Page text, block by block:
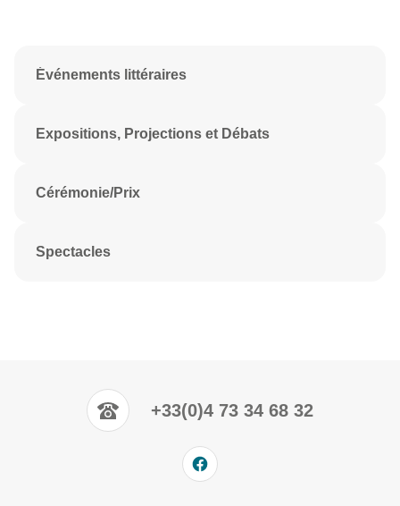
Événements littéraires
Expositions, Projections et Débats
Cérémonie/Prix
Spectacles
+33(0)4 73 34 68 32